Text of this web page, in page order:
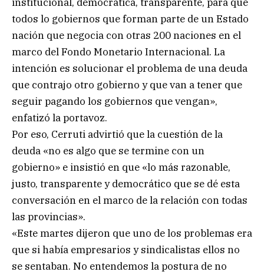
todos lo gobiernos que forman parte de un Estado
nación que negocia con otras 200 naciones en el
marco del Fondo Monetario Internacional. La
intención es solucionar el problema de una deuda
que contrajo otro gobierno y que van a tener que
seguir pagando los gobiernos que vengan»,
enfatizó la portavoz.
Por eso, Cerruti advirtió que la cuestión de la
deuda «no es algo que se termine con un
gobierno» e insistió en que «lo más razonable,
justo, transparente y democrático que se dé esta
conversación en el marco de la relación con todas
las provincias».
«Este martes dijeron que uno de los problemas era
que si había empresarios y sindicalistas ellos no
se sentaban. No entendemos la postura de no